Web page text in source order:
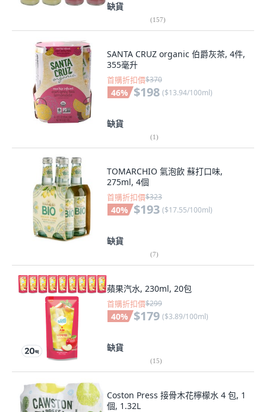
缺貨
(157)
SANTA CRUZ organic 伯爵灰茶, 4件,
355毫升
首購折扣價$370
46% $198 ($13.94/100ml)
缺貨
(1)
TOMARCHIO 氣泡飲 蘇打口味,
275ml, 4個
首購折扣價$323
40% $193 ($17.55/100ml)
缺貨
(7)
蘋果汽水, 230ml, 20包
首購折扣價$299
40% $179 ($3.89/100ml)
缺貨
(15)
Coston Press 接骨木花檸檬水 4 包, 1
個, 1.32L